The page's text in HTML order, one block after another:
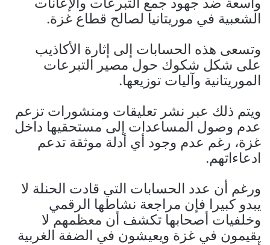
الشعبية في موريتانيا لصالح قطاع غزة.
وتسعى هذه الحسابات إلى إثارة الأكاذيب
على شكل شكوك حول مصير التبرعات
الموريتانية وآليات توزيعها.
ويتم ذلك عبر نشر تعليقات ومنشورات تزعم
عدم وصول المساعدات إلى مستحقيها داخل
غزة، رغم عدم وجود أي أدلة موثقة تدعم
ادعاءاتهم.
ورغم أن عدد الحسابات التي قادت الحنلة لا
يبدو كبيرا فإن مراجعة نشاطها الرقمي
وخلفيات أصحابها تكشف أن معظمهم لا
يقيمون في غزة ويعيشون في الضفة الغربية